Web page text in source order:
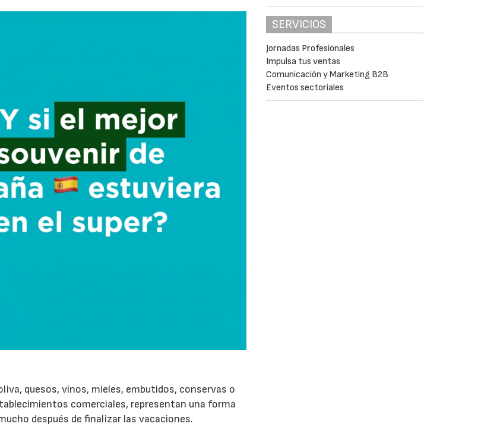
quesos, vinos, mieles, embutidos, conservas o
comerciales, representan una forma
después de finalizar las vacaciones.
SERVICIOS
Jornadas Profesionales
Impulsa tus ventas
Comunicación y Marketing B2B
Eventos sectoriales